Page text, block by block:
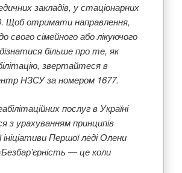
закладів, у стаціонарних
Щоб отримати направлення,
свого сімейного або лікуючого
більше про те, як
звертайтеся в
НЗСУ за номером 1677.
послуг в Україні
з урахуванням принципів
ініціативи Першої леді Олени
— це коли